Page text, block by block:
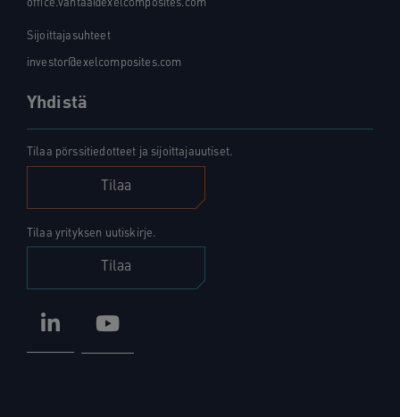
office.vantaa@exelcomposites.com
Sijoittajasuhteet
investor@exelcomposites.com
Yhdistä
Tilaa pörssitiedotteet ja sijoittajauutiset.
Tilaa
Tilaa yrityksen uutiskirje.
Tilaa
LinkedInYouTube